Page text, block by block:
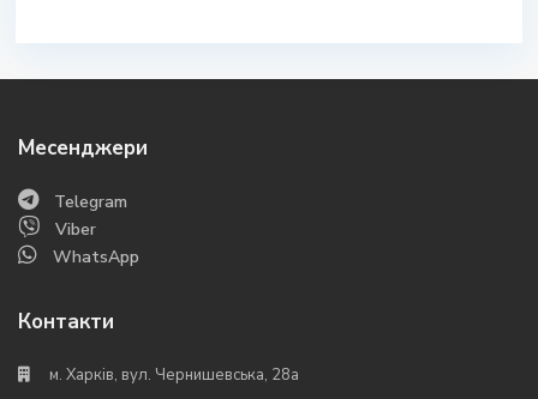
Месенджери
Telegram
Viber
WhatsApp
Контакти
м. Харків, вул. Чернишевська, 28а